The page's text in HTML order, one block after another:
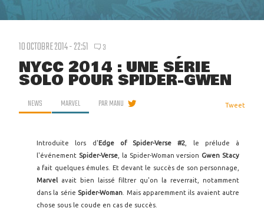
10 OCTOBRE 2014 - 22:51 3
NYCC 2014 : UNE SÉRIE
SOLO POUR SPIDER-GWEN
NEWS MARVEL PARMANU Tweet
Introduite lors d'Edge of Spider-Verse #2 , le prélude à
l'événement Spider-Verse, la Spider-Woman version Gwen Stacy
a fait quelques émules. Et devant le succès de son personnage,
Marvel avait bien laissé filtrer qu'on la reverrait, notamment
dans la série Spider-Woman . Mais apparemment ils avaient autre
chose sous le coude en cas de succès.